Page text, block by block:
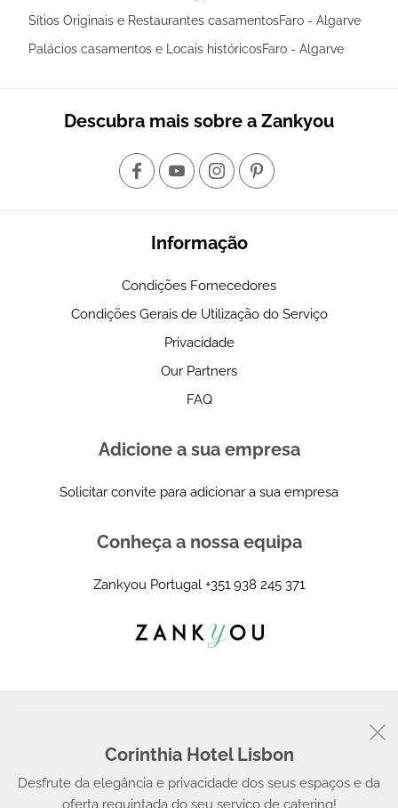
Corinthia Hotel Lisbon
Desfrute da elegância e privacidade dos seus espaços e da
oferta requintada do seu serviço de catering!
Sítios Originais e Restaurantes casamentosFaro - Algarve
Palácios casamentos e Locais históricosFaro - Algarve
Descubra mais sobre a Zankyou
Informação
Condições Fornecedores
Condições Gerais de Utilização do Serviço
Privacidade
Our Partners
FAQ
Adicione a sua empresa
Solicitar convite para adicionar a sua empresa
Conheça a nossa equipa
Zankyou Portugal +351 938 245 371
© 2008 - 2026, Zankyou